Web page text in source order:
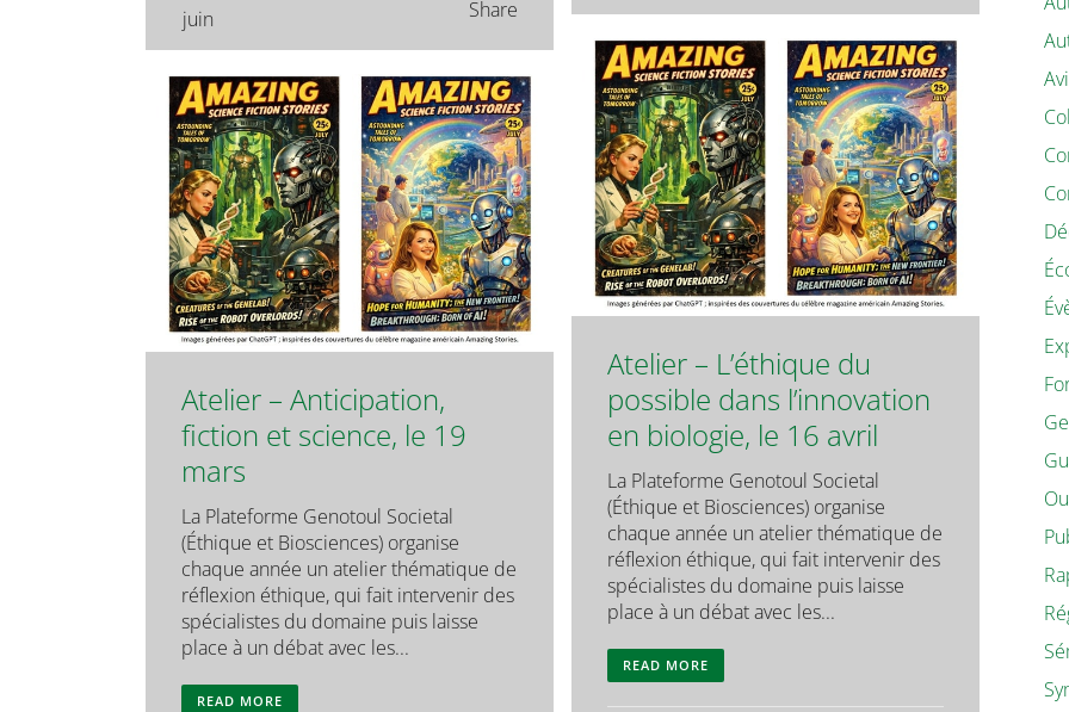
juin Share
Atelier – L’éthique du
possible dans l’innovation
en biologie, le 16 avril
La Plateforme Genotoul Societal
(Éthique et Biosciences) organise
chaque année un atelier thématique de
réflexion éthique, qui fait intervenir des
spécialistes du domaine puis laisse
place à un débat avec les...
READ MORE
Atelier – Anticipation,
fiction et science, le 19
mars
La Plateforme Genotoul Societal
(Éthique et Biosciences) organise
chaque année un atelier thématique de
réflexion éthique, qui fait intervenir des
spécialistes du domaine puis laisse
place à un débat avec les...
READ MORE